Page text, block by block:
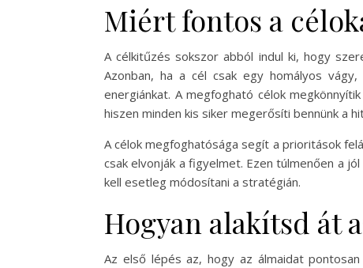
Miért fontos a
A célkitűzés sokszor abból indul ki, hogy
Azonban, ha a cél csak egy homályos
energiánkat. A megfogható célok
hiszen minden kis siker megerősíti bennünk a
A célok megfoghatósága segít a prioritások
csak elvonják a figyelmet. Ezen túlmenően a
kell esetleg módosítani a stratégián.
Hogyan alakítsd át
Az első lépés az, hogy az álmaidat